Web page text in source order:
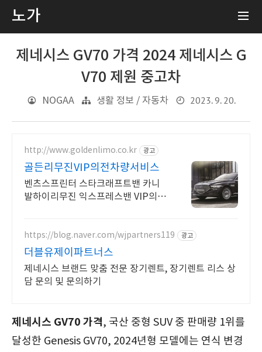
노가
제네시스 GV70 가격 2024 제네시스 G
V70 제원 중고차
NOGAA 생활 정보 / 자동차 2023. 9. 20.
http://www.goldenlimo.co.kr 광고
골든리무진VIP의전차량서비스
벤츠스프린터 스타크래프트밴 카니
발하이리무진 익스프레스밴 VIP의전
https://blog.naver.com/wjpartners119 광고
더블유제이파트너스
제네시스 브랜드 맞춤 전문 장기렌트, 장기렌트 리스 상
담 문의 및 문의하기
제네시스 GV70 가격, 국산 중형 SUV 중 판매량 1위를
달성한 Genesis GV70, 2024년형 모델에는 연식 변경